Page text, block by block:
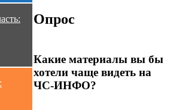
Опрос
Какие материалы вы бы
хотели чаще видеть на
ЧС-ИНФО?